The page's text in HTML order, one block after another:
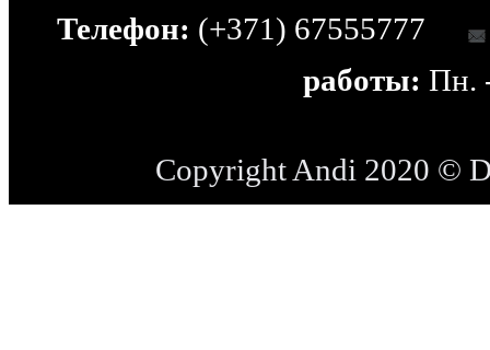
Телефон: (+371) 67555777
работы: Пн.
Copyright Andi 2020 ©